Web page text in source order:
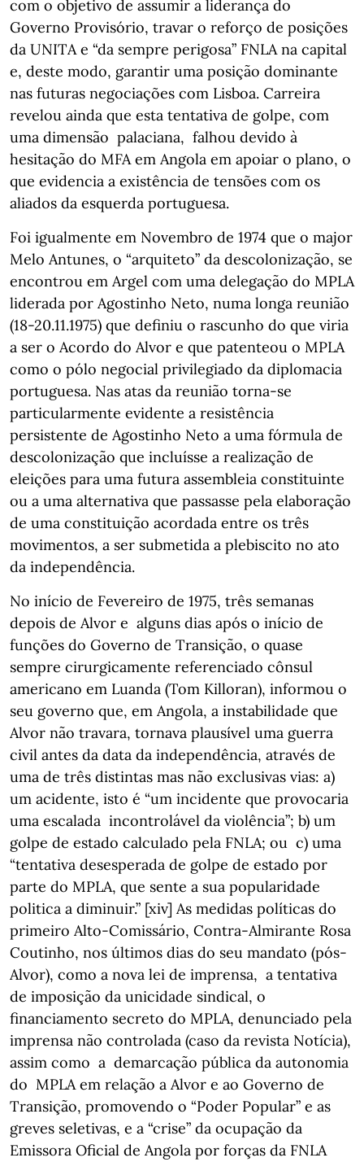
com o objetivo de assumir a liderança do
Governo Provisório, travar o reforço de posições
da UNITA e “da sempre perigosa” FNLA na capital
e, deste modo, garantir uma posição dominante
nas futuras negociações com Lisboa. Carreira
revelou ainda que esta tentativa de golpe, com
uma dimensão palaciana, falhou devido à
hesitação do MFA em Angola em apoiar o plano, o
que evidencia a existência de tensões com os
aliados da esquerda portuguesa.
Foi igualmente em Novembro de 1974 que o major
Melo Antunes, o “arquiteto” da descolonização, se
encontrou em Argel com uma delegação do MPLA
liderada por Agostinho Neto, numa longa reunião
(18-20.11.1975) que definiu o rascunho do que viria
a ser o Acordo do Alvor e que patenteou o MPLA
como o pólo negocial privilegiado da diplomacia
portuguesa. Nas atas da reunião torna-se
particularmente evidente a resistência
persistente de Agostinho Neto a uma fórmula de
descolonização que incluísse a realização de
eleições para uma futura assembleia constituinte
ou a uma alternativa que passasse pela elaboração
de uma constituição acordada entre os três
movimentos, a ser submetida a plebiscito no ato
da independência.
No início de Fevereiro de 1975, três semanas
depois de Alvor e alguns dias após o início de
funções do Governo de Transição, o quase
sempre cirurgicamente referenciado cônsul
americano em Luanda (Tom Killoran), informou o
seu governo que, em Angola, a instabilidade que
Alvor não travara, tornava plausível uma guerra
civil antes da data da independência, através de
uma de três distintas mas não exclusivas vias: a)
um acidente, isto é “um incidente que provocaria
uma escalada incontrolável da violência”; b) um
golpe de estado calculado pela FNLA; ou c) uma
“tentativa desesperada de golpe de estado por
parte do MPLA, que sente a sua popularidade
politica a diminuir.” [xiv] As medidas políticas do
primeiro Alto-Comissário, Contra-Almirante Rosa
Coutinho, nos últimos dias do seu mandato (pós-
Alvor), como a nova lei de imprensa, a tentativa
de imposição da unicidade sindical, o
financiamento secreto do MPLA, denunciado pela
imprensa não controlada (caso da revista Notícia),
assim como a demarcação pública da autonomia
do MPLA em relação a Alvor e ao Governo de
Transição, promovendo o “Poder Popular” e as
greves seletivas, e a “crise” da ocupação da
Emissora Oficial de Angola por forças da FNLA